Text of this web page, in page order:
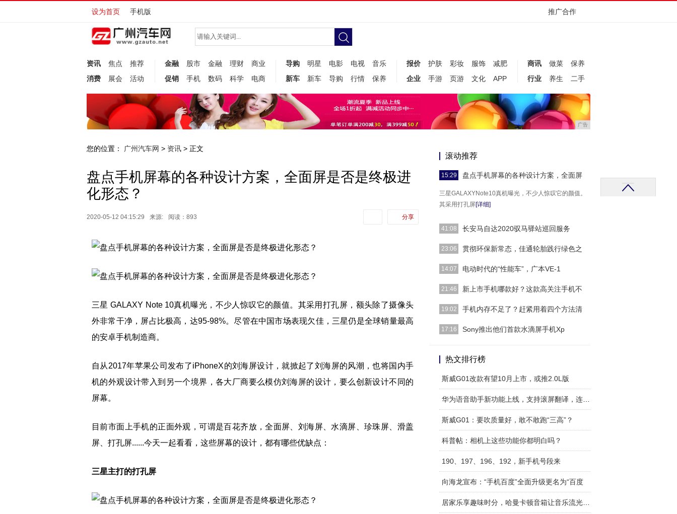
设为首页 手机版 推广合作
资讯 焦点
推荐
消费
展会 活动
金融 股市 金融 理财
商业
促销
手机 数码 科学 电商
导购 明星 电影 电视
音乐
新车
新车 导购 行情 保养
报价 护肤 彩妆 服饰
减肥
企业
手游 页游 文化 APP
商讯 做菜
保养
行业
养生 二手
广告
您的位置： 广州汽车网 > 资讯 > 正文
盘点手机屏幕的各种设计方案，全面屏是否是终极进
化形态？
2020-05-12 04:15:29 来源: 阅读：893 分享
三星 GALAXY Note 10真机曝光，不少人惊叹它的颜值。其采用打孔屏，额头除了摄像头
外非常干净，屏占比极高，达95-98%。尽管在中国市场表现欠佳，三星仍是全球销量最高
的安卓手机制造商。
自从2017年苹果公司发布了iPhoneX的刘海屏设计，就掀起了刘海屏的风潮，也将国内手
机的外观设计带入到另一个境界，各大厂商要么模仿刘海屏的设计，要么创新设计不同的
屏幕。
目前市面上手机的正面外观，可谓是百花齐放，全面屏、刘海屏、水滴屏、珍珠屏、滑盖
屏、打孔屏......今天一起看看，这些屏幕的设计，都有哪些优缺点：
三星主打的打孔屏
滚动推荐
15:29 盘点手机屏幕的各种设计方案，全面屏
三星GALAXYNote10真机曝光，不少人惊叹它的颜值。
其采用打孔屏[详细]
41:08 长安马自达2020驭马驿站巡回服务
全程关怀，服务到家。长安马自达2020「驭马驿站大篷
23:06 贯彻环保新常态，佳通轮胎践行绿色之
如今，生态文明与绿色发展已成为当今社会发展的重
14:07 电动时代的“性能车”，广本VE-1
当有人说想买一辆性能车，你会推荐什么车？要是在一两
21:46 新上市手机哪款好？这款高关注手机不
现在竞争激烈的手机市场上出现了很多定价亲民的机型，
19:02 手机内存不足了？赶紧用着四个方法清
其实手机的内存很多都被一些没用的东西给占了，只要学
17:16 Sony推出他们首款水滴屏手机Xp
异形屏，比如[详细]
热文排行榜
斯威G01改款有望10月上市，或推2.0L版
斯威G01：要吹质量好，敢不敢跑“三高”？
科普帖：相机上这些功能你都明白吗？
190、197、196、192，新手机号段来
向海龙宣布：“手机百度”全面升级更名为“百度